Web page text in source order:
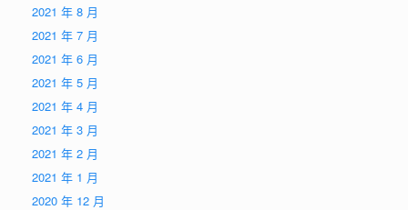
2021 年 8 月
2021 年 7 月
2021 年 6 月
2021 年 5 月
2021 年 4 月
2021 年 3 月
2021 年 2 月
2021 年 1 月
2020 年 12 月